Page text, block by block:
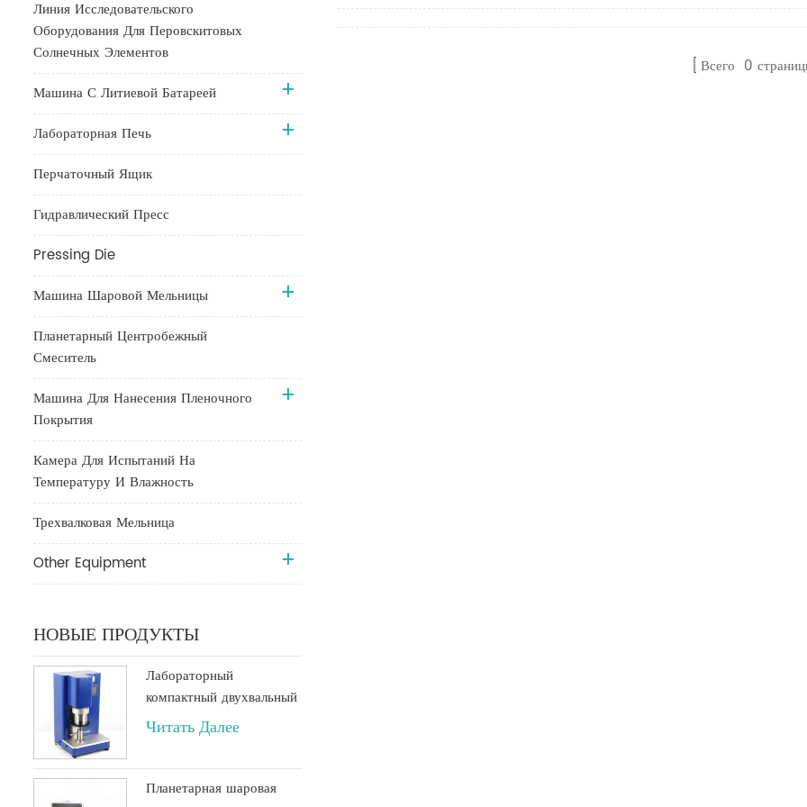
Всего 0
Линия Исследовательского
Оборудования Для Перовскитовых
Солнечных Элементов
Машина С Литиевой Батареей
Лабораторная Печь
Перчаточный Ящик
Гидравлический Пресс
Pressing Die
Машина Шаровой Мельницы
Планетарный Центробежный
Смеситель
Машина Для Нанесения Пленочного
Покрытия
Камера Для Испытаний На
Температуру И Влажность
Трехвалковая Мельница
Other Equipment
НОВЫЕ ПРОДУКТЫ
Лабораторный
компактный двухвальный
планетарный вакуумный
миксер объемом 500 мл
или 250 мл
Читать Далее
Планетарная шаровая